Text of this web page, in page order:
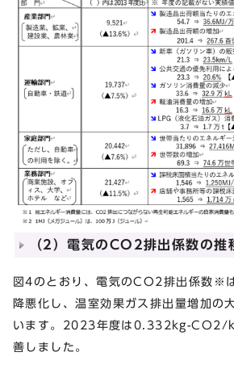
（2）電気のCO2排出係数の推
図4のとおり、電気のCO 2 排出係数 ※
降悪化し、温室効果ガス排出量増加の
います。2023年度は0.332kg-CO 2 /
善しました。